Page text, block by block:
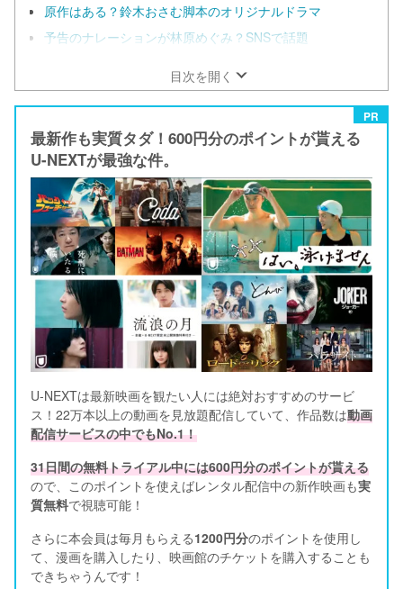
原作はある？鈴木おさむ脚本のオリジナルドラマ
予告のナレーションが林原めぐみ？SNSで話題
目次を開く
PR
最新作も実質タダ！600円分のポイントが貰える
U-NEXTが最強な件。
U-NEXTは最新映画を観たい人には絶対おすすめのサービ
ス！22万本以上の動画を見放題配信していて、作品数は動画
配信サービスの中でもNo.1！
31日間の無料トライアル中には600円分のポイントが貰える
ので、このポイントを使えばレンタル配信中の新作映画も実
質無料で視聴可能！
さらに本会員は毎月もらえる1200円分のポイントを使用し
て、漫画を購入したり、映画館のチケットを購入することも
できちゃうんです！